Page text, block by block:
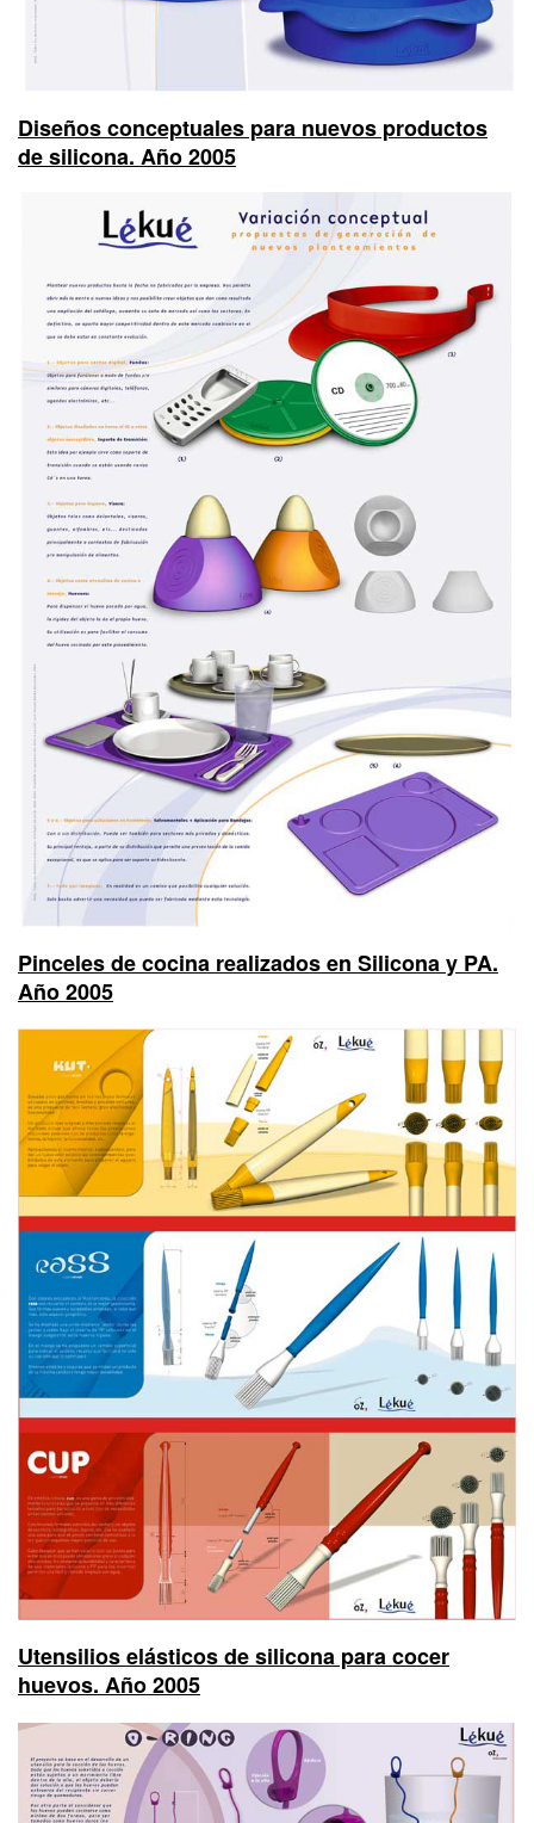
Diseños conceptuales para nuevos productos
de silicona. Año 2005
Pinceles de cocina realizados en Silicona y PA.
Año 2005
Utensilios elásticos de silicona para cocer
huevos. Año 2005